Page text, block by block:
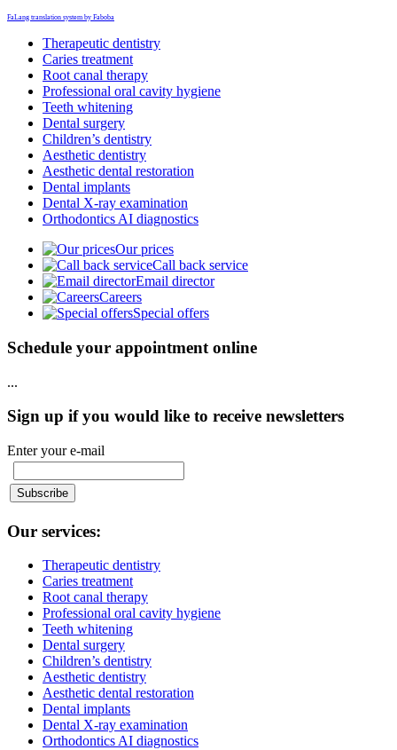
FaLang translation system by Faboba
Therapeutic dentistry
Caries treatment
Root canal therapy
Professional oral cavity hygiene
Teeth whitening
Dental surgery
Children’s dentistry
Aesthetic dentistry
Aesthetic dental restoration
Dental implants
Dental X-ray examination
Orthodontics AI diagnostics
Our prices
Call back service
Email director
Careers
Special offers
Schedule your appointment online
...
Sign up if you would like to receive newsletters
Enter your e-mail
Our services:
Therapeutic dentistry
Caries treatment
Root canal therapy
Professional oral cavity hygiene
Teeth whitening
Dental surgery
Children’s dentistry
Aesthetic dentistry
Aesthetic dental restoration
Dental implants
Dental X-ray examination
Orthodontics AI diagnostics